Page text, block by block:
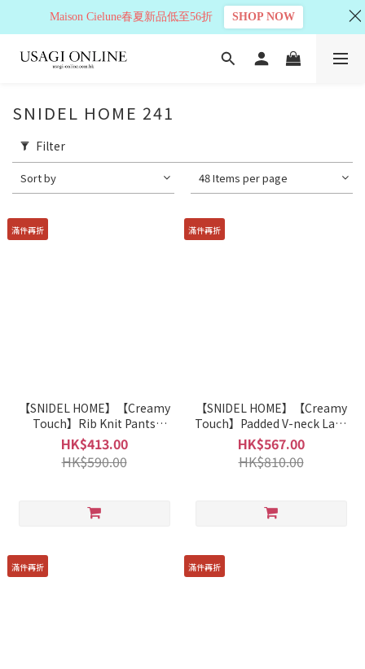
SNIDEL HOME 241
Filter
Sort by 48 Items per page
滿件再折
【SNIDEL HOME】【Creamy
Touch】Rib Knit Pants
(fabric processed with
cherry blossom extract)
SHNP241034
HK$413.00
HK$590.00
滿件再折
【SNIDEL HOME】【Creamy
Touch】Padded V-neck Lace
Dress (fabric processed with
cherry blossom extract)
SHNO241033
HK$567.00
HK$810.00
滿件再折 滿件再折
Maison Cielune春夏新品低至56折 SHOP NOW